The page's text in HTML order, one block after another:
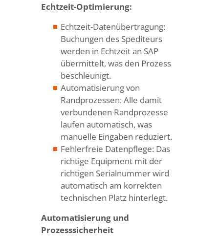
Echtzeit-Optimierung:
Echtzeit-Datenübertragung:
Buchungen des Spediteurs
werden in Echtzeit an SAP
übermittelt, was den Prozess
beschleunigt.
Automatisierung von
Randprozessen: Alle damit
verbundenen Randprozesse
laufen automatisch, was
manuelle Eingaben reduziert.
Fehlerfreie Datenpflege: Das
richtige Equipment mit der
richtigen Serialnummer wird
automatisch am korrekten
technischen Platz hinterlegt.
Automatisierung und
Prozesssicherheit